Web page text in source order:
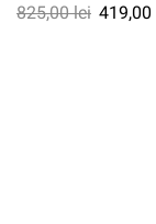
825,00lei 419,00